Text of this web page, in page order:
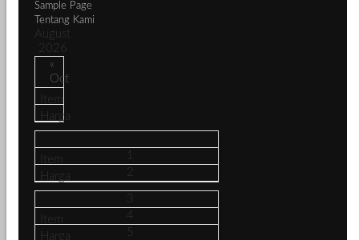
Sample Page
Tentang Kami
August
2026
«
Oct
1
2
3
5